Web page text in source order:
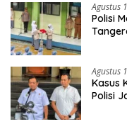
Agustus
Polisi
Agustus
Kasus
Polisi